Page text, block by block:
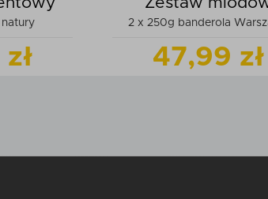
natury
Beskidy
2 x 250g banderola
47,99 zł
Dodaj do